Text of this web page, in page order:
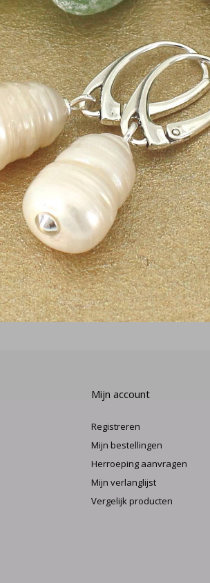
Meld je
Ontvang de
Mijn account
Registreren
Mijn bestellingen
Herroeping aanvragen
Mijn verlanglijst
Vergelijk producten